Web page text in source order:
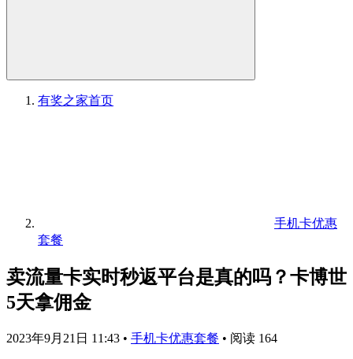
有奖之家首页
手机卡优惠
套餐
卖流量卡实时秒返平台是真的吗？卡博世
5天拿佣金
2023年9月21日 11:43 • 手机卡优惠套餐 • 阅读 164